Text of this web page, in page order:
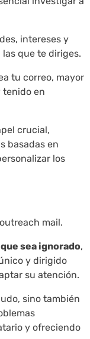
intereses y
las que te diriges.
tu correo, mayor
tenido en
crucial,
basadas en
los
mail.
sea ignorado,
y dirigido
su atención.
sino también
y ofreciendo